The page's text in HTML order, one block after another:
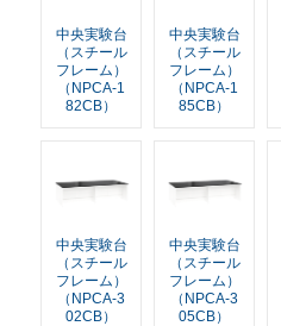
中央実験台
（スチール
フレーム）
（NPCA-1
82CB）
中央実験台
（スチール
フレーム）
（NPCA-1
85CB）
中央実験台
（スチール
フレーム）
（NPCA-3
02CB）
中央実験台
（スチール
フレーム）
（NPCA-3
05CB）